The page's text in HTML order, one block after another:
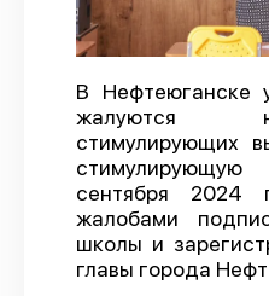
Политика
В
жалуются
стимулирующих
сентября 2024
жалобами
школы и
главы города